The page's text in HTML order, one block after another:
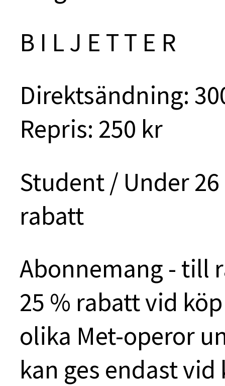
B I L J E T T E R
Direktsändning:
Repris: 250 kr
Student / Under
rabatt
Abonnemang - till
25 % rabatt vid
olika Met-operor
kan ges endast